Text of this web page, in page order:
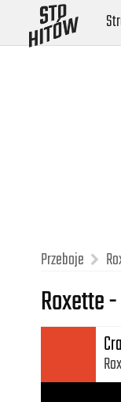
Przeboje
Roxette